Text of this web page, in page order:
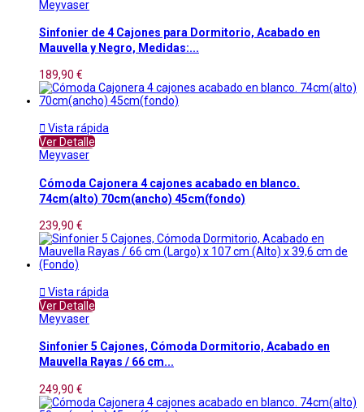
Meyvaser
Sinfonier de 4 Cajones para Dormitorio, Acabado en
Mauvella y Negro, Medidas:...
189,90 €
 Vista rápida
Ver Detalle
Meyvaser
Cómoda Cajonera 4 cajones acabado en blanco.
74cm(alto) 70cm(ancho) 45cm(fondo)
239,90 €
 Vista rápida
Ver Detalle
Meyvaser
Sinfonier 5 Cajones, Cómoda Dormitorio, Acabado en
Mauvella Rayas / 66 cm...
249,90 €